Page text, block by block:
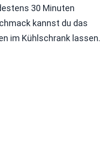
30 Minuten
kannst du das
im Kühlschrank lassen.